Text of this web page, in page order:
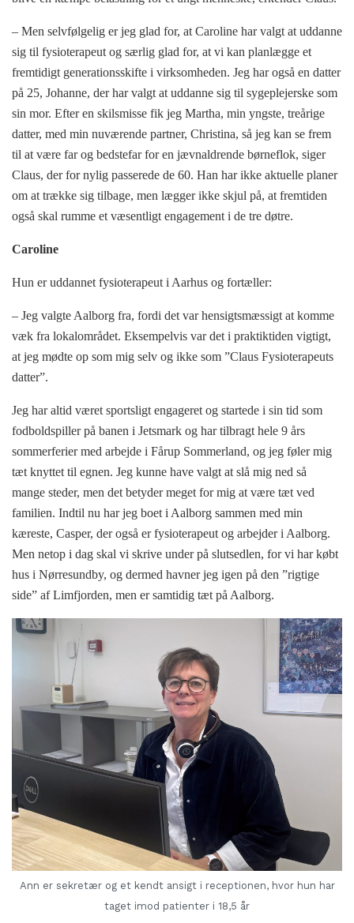
– Men selvfølgelig er jeg glad for, at Caroline har valgt at uddanne
sig til fysioterapeut og særlig glad for, at vi kan planlægge et
fremtidigt generationsskifte i virksomheden. Jeg har også en datter
på 25, Johanne, der har valgt at uddanne sig til sygeplejerske som
sin mor. Efter en skilsmisse fik jeg Martha, min yngste, treårige
datter, med min nuværende partner, Christina, så jeg kan se frem
til at være far og bedstefar for en jævnaldrende børneflok, siger
Claus, der for nylig passerede de 60. Han har ikke aktuelle planer
om at trække sig tilbage, men lægger ikke skjul på, at fremtiden
også skal rumme et væsentligt engagement i de tre døtre.
Caroline
Hun er uddannet fysioterapeut i Aarhus og fortæller:
– Jeg valgte Aalborg fra, fordi det var hensigtsmæssigt at komme
væk fra lokalområdet. Eksempelvis var det i praktiktiden vigtigt,
at jeg mødte op som mig selv og ikke som ”Claus Fysioterapeuts
datter”.
Jeg har altid været sportsligt engageret og startede i sin tid som
fodboldspiller på banen i Jetsmark og har tilbragt hele 9 års
sommerferier med arbejde i Fårup Sommerland, og jeg føler mig
tæt knyttet til egnen. Jeg kunne have valgt at slå mig ned så
mange steder, men det betyder meget for mig at være tæt ved
familien. Indtil nu har jeg boet i Aalborg sammen med min
kæreste, Casper, der også er fysioterapeut og arbejder i Aalborg.
Men netop i dag skal vi skrive under på slutsedlen, for vi har købt
hus i Nørresundby, og dermed havner jeg igen på den ”rigtige
side” af Limfjorden, men er samtidig tæt på Aalborg.
Ann er sekretær og et kendt ansigt i receptionen, hvor hun har
taget imod patienter i 18,5 år